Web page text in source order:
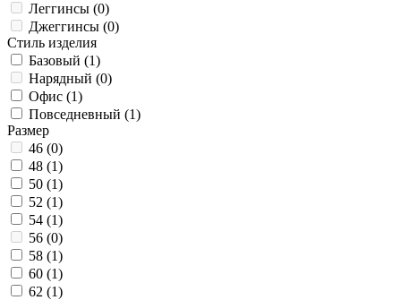
Леггинсы (0)
Джеггинсы (0)
Стиль изделия
Базовый (1)
Нарядный (0)
Офис (1)
Повседневный (1)
Размер
46 (0)
48 (1)
50 (1)
52 (1)
54 (1)
56 (0)
58 (1)
60 (1)
62 (1)